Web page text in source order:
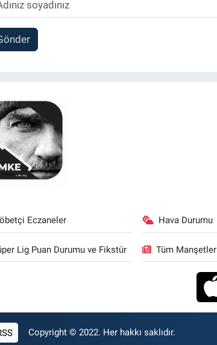
Eczaneler Hava Durumu
Lig Puan Durumu ve Fikstür Tüm Manşetler
Copyright © 2022. Her hakkı saklıdır.